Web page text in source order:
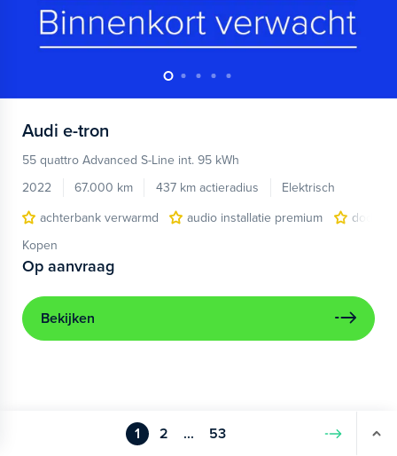
Audi e-tron
55 quattro Advanced S-Line int. 95 kWh
2022
67.000 km 437 km actieradius
Elektrisch
achterbank verwarmd
audio installatie premium
Kopen
Op aanvraag
Bekijken
1 2 ... 53 Volgende